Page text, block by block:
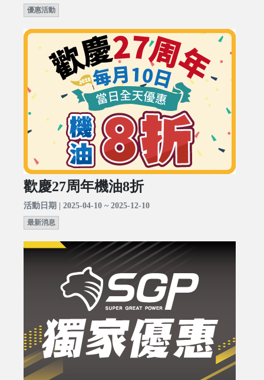
優惠活動
歡慶27周年機油8折
活動日期 | 2025-04-10 ~ 2025-12-10
最新消息